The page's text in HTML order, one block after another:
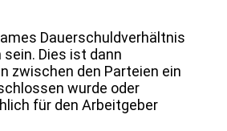
Dauerschuldverhältnis
Dies ist dann
zwischen den Parteien ein
wurde oder
für den Arbeitgeber